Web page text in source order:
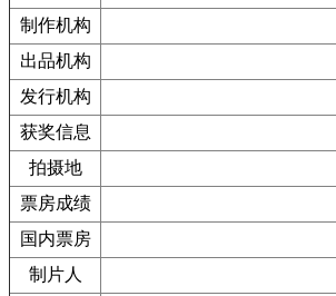
制作机构
出品机构
发行机构
获奖信息
拍摄地
票房成绩
国内票房
制片人